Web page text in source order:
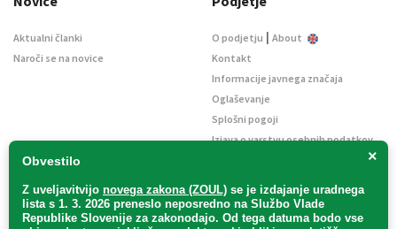
×
Obvestilo
Z uveljavitvijo novega zakona (ZOUL) se je izdajanje uradnega
lista s 1. 3. 2026 preneslo neposredno na Službo Vlade
Republike Slovenije za zakonodajo. Od tega datuma bodo vse
Aktualni članki
Naroči se na novice
O podjetju | About
Kontakt
Informacije javnega značaja
Oglaševanje
Splošni pogoji
Izjava o varstvu osebnih podatkov